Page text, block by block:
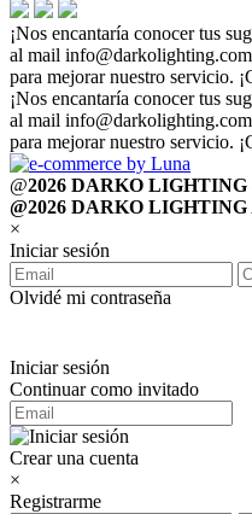
¡Nos encantaría conocer tus
al mail info@darkolighting.com
para mejorar nuestro servicio.
¡Nos encantaría conocer tus
al mail info@darkolighting.com
para mejorar nuestro servicio.
@2026 DARKO LIGHTING
@2026 DARKO LIGHTING
×
Iniciar sesión
Olvidé mi contraseña
Iniciar sesión
Continuar como invitado
Crear una cuenta
×
Registrarme